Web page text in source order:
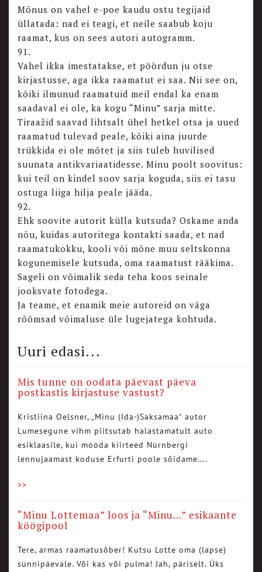
Mõnus on vahel e-poe kaudu ostu tegijaid
üllatada: nad ei teagi, et neile saabub koju
raamat, kus on sees autori autogramm.
91.
Vahel ikka imestatakse, et pöördun ju otse
kirjastusse, aga ikka raamatut ei saa. Nii see on,
kõiki ilmunud raamatuid meil endal ka enam
saadaval ei ole, ka kogu “Minu” sarja mitte.
Tiraažid saavad lihtsalt ühel hetkel otsa ja uued
raamatud tulevad peale, kõiki aina juurde
trükkida ei ole mõtet ja siis tuleb huvilised
suunata antikvariaatidesse. Minu poolt soovitus:
kui teil on kindel soov sarja koguda, siis ei tasu
ostuga liiga hilja peale jääda.
92.
Ehk soovite autorit külla kutsuda? Oskame anda
nõu, kuidas autoritega kontakti saada, et nad
raamatukokku, kooli või mõne muu seltskonna
kogunemisele kutsuda, oma raamatust rääkima.
Sageli on võimalik seda teha koos seinale
jooksvate fotodega.
Ja teame, et enamik meie autoreid on väga
rõõmsad võimaluse üle lugejatega kohtuda.
Uuri edasi...
Mis tunne on oodata päevast päeva
postkastis kirjastuse vastust?
Kristiina Oelsner, „Minu (Ida-)Saksamaa“ autor
Lumesegune vihm piitsutab halastamatult auto
esiklaasile, kui mööda kiirteed Nürnbergi
lennujaamast koduse Erfurti poole sõidame….
>>
“Minu Lottemaa” loos ja “Minu…” esikaante
köögipool
Tere, armas raamatusõber! Kutsu Lotte oma (lapse)
sünnipäevale. Või kas või pulma! Jah, päriselt. Üks